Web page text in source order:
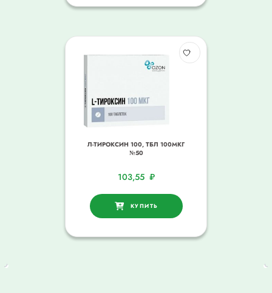
Л-ТИРОКСИН 100, ТБЛ 100МКГ
№50
103,55 ₽
КУПИТЬ